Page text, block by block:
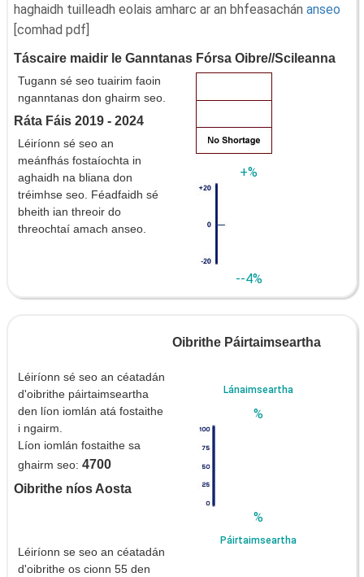
haghaidh tuilleadh eolais amharc ar an bhfeasachán anseo
[comhad pdf]
Táscaire maidir le Ganntanas Fórsa Oibre//Scileanna
Tugann sé seo tuairim faoin
nganntanas don ghairm seo.
Ráta Fáis 2019 - 2024
Léiríonn sé seo an
meánfhás fostaíochta in
aghaidh na bliana don
tréimhse seo. Féadfaidh sé
bheith ian threoir do
threochtaí amach anseo.
+%
--4%
Oibrithe Páirtaimseartha
Léiríonn sé seo an céatadán
d'oibrithe páirtaimseartha
den líon iomlán atá fostaithe
i ngairm.
Líon iomlán fostaithe sa
ghairm seo: 4700
Lánaimseartha
%
%
Páirtaimseartha
Oibrithe níos Aosta
Léiríonn se seo an céatadán
d'oibrithe os cionn 55 den